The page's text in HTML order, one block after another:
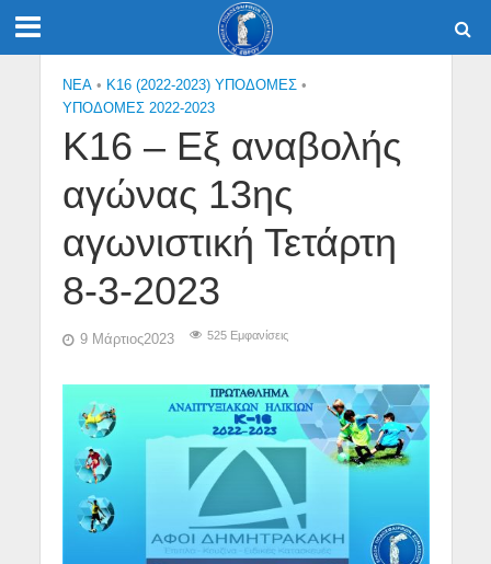
NEA • Κ16 (2022-2023) ΥΠΟΔΟΜΕΣ •
ΥΠΟΔΟΜΕΣ 2022-2023
Κ16 – Εξ αναβολής
αγώνας 13ης
αγωνιστική Τετάρτη
8-3-2023
9 Μάρτιος2023 525 Εμφανίσεις